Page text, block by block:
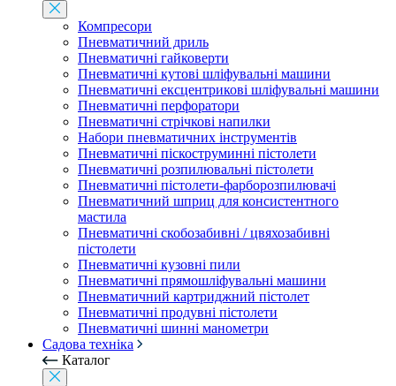
Компресори
Пневматичний дриль
Пневматичні гайковерти
Пневматичні кутові шліфувальні машини
Пневматичні ексцентрикові шліфувальні машини
Пневматичні перфоратори
Пневматичні стрічкові напилки
Набори пневматичних інструментів
Пневматичні піскоструминні пістолети
Пневматичні розпилювальні пістолети
Пневматичні пістолети-фарборозпилювачі
Пневматичний шприц для консистентного
мастила
Пневматичні скобозабивні / цвяхозабивні
пістолети
Пневматичні кузовні пили
Пневматичні прямошліфувальні машини
Пневматичний картриджний пістолет
Пневматичні продувні пістолети
Пневматичні шинні манометри
Садова техніка
Каталог